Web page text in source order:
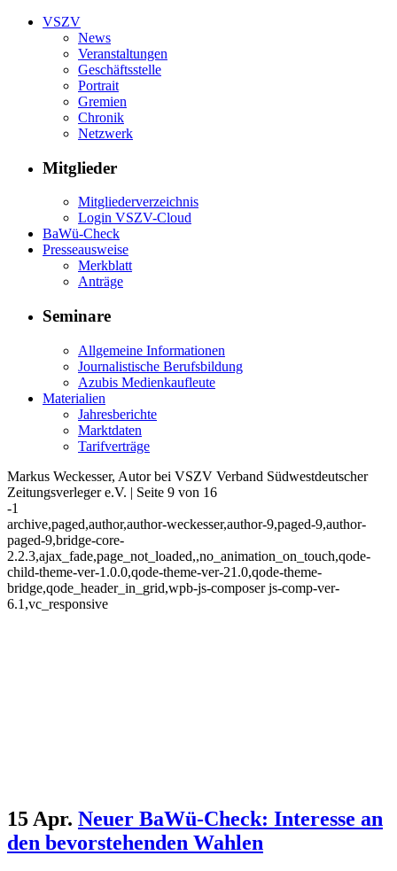
VSZV
News
Veranstaltungen
Geschäftsstelle
Portrait
Gremien
Chronik
Netzwerk
Mitglieder
Mitgliederverzeichnis
Login VSZV-Cloud
BaWü-Check
Presseausweise
Merkblatt
Anträge
Seminare
Allgemeine Informationen
Journalistische Berufsbildung
Azubis Medienkaufleute
Materialien
Jahresberichte
Marktdaten
Tarifverträge
Markus Weckesser, Autor bei VSZV Verband Südwestdeutscher
Zeitungsverleger e.V. | Seite 9 von 16
-1
archive,paged,author,author-weckesser,author-9,paged-9,author-
paged-9,bridge-core-
2.2.3,ajax_fade,page_not_loaded,,no_animation_on_touch,qode-
child-theme-ver-1.0.0,qode-theme-ver-21.0,qode-theme-
bridge,qode_header_in_grid,wpb-js-composer js-comp-ver-
6.1,vc_responsive
15 Apr. Neuer BaWü-Check: Interesse an
den bevorstehenden Wahlen